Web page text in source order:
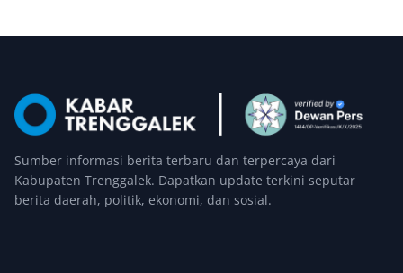
Sumber informasi berita terbaru dan terpercaya dari
Kabupaten Trenggalek. Dapatkan update terkini seputar
berita daerah, politik, ekonomi, dan sosial.